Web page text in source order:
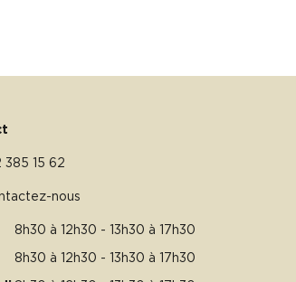
385 15 62
nous
8h30 à 12h30 - 13h30 à 17h30
8h30 à 12h30 - 13h30 à 17h30